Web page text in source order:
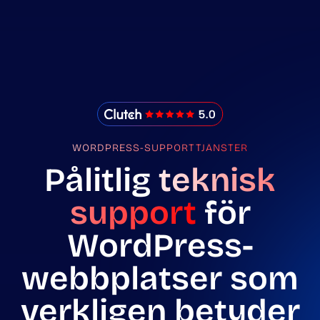
IMADO Reviews
WORDPRESS-SUPPORTTJÄNSTER
Pålitlig teknisk
support för
WordPress-
webbplatser som
verkligen betyder